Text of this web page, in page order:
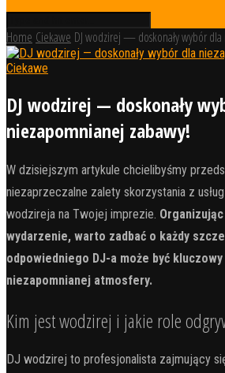
Home Ciekawe DJ wodzirej — doskonały wybór
Ciekawe
DJ wodzirej — doskonały
niezapomnianej zabawy!
W dzisiejszym artykule chcielibyśmy
niezaprzeczalne zalety skorzystania z
wodzireja na Twojej imprezie.
wydarzenie, warto zadbać o każdy
odpowiedniego DJ-a może być
niezapomnianej atmosfery.
Kim jest wodzirej i jakie role
DJ wodzirej to profesjonalista zajmujący